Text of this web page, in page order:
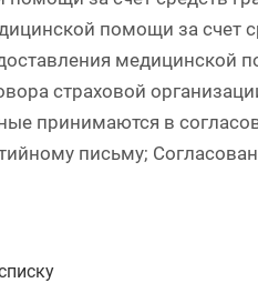
помощи за счет
медицинской
страховой
принимаются в
письму;